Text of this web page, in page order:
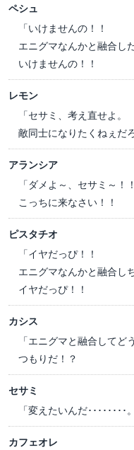
ペシュ
「いけませんの！！
エニグマなんかと融合し
いけませんの！！
レモン
「セサミ、考え直せよ。
敵同士になりたくねぇだ
アランシア
「ダメよ～、セサミ～！！
こっちに来なさい！！
ピスタチオ
「イヤだっぴ！！
エニグマなんかと融合し
イヤだっぴ！！
カシス
「エニグマと融合してど
つもりだ！？
セサミ
「変えたいんだ････････。
カフェオレ